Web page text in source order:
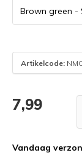
Artikelcode:
7,99
Vandaag